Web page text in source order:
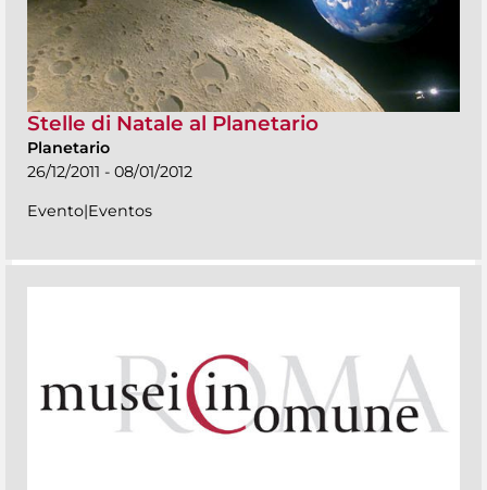
Stelle di Natale al Planetario
Planetario
26/12/2011 - 08/01/2012
Evento|Eventos